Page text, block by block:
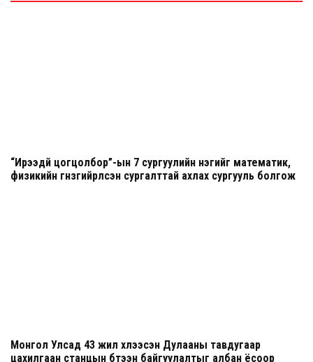
“Ирээдүй цогцолбор”-ын 7 сургуулийн нэгийг математик,
физикийн гүнзгийрүүлсэн сургалттай ахлах сургууль болгож
Монгол Улсад 43 жил хүлээсэн Дулааны тавдугаар
цахилгаан станцын бүтээн байгуулалтыг албан ёсоор